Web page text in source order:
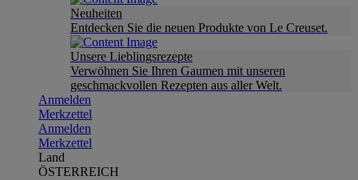
Neuheiten
Entdecken Sie die neuen Produkte von Le Creuset.
Unsere Lieblingsrezepte
Verwöhnen Sie Ihren Gaumen mit unseren
geschmackvollen Rezepten aus aller Welt.
Anmelden
Merkzettel
Anmelden
Merkzettel
Land
ÖSTERREICH